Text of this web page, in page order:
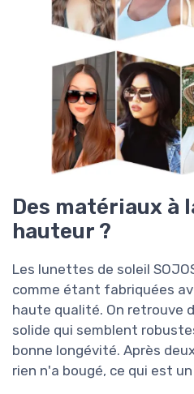
Des matériaux à
hauteur ?
Les lunettes de soleil
comme étant fabriquées
haute qualité. On retrouve
solide qui semblent
bonne longévité. Après
rien n'a bougé, ce qui est